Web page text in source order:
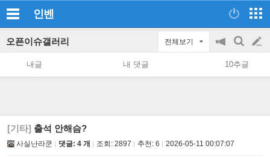
인벤
오픈이슈갤러리 전체보기
공
지
on/off
검
색
글
쓰
내글 내 댓글 10추글
[기타] 출석 안해슴?
사실난라쿤 댓글: 4 개 조회: 2897 추천: 6 2026-05-11 00:07:07